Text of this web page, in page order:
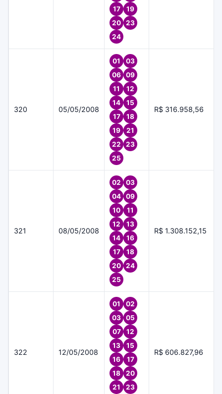
17
19
20
23
24
320 05/05/2008
01
03
06
09
11
12
14
15
17
18
19
21
22
23
25
R$ 316.958,56
321 08/05/2008
02
03
04
09
10
11
12
13
14
16
17
18
20
24
25
R$ 1.308.152,15
322 12/05/2008
01
02
03
05
07
12
13
15
16
17
18
20
21
23
R$ 606.827,96